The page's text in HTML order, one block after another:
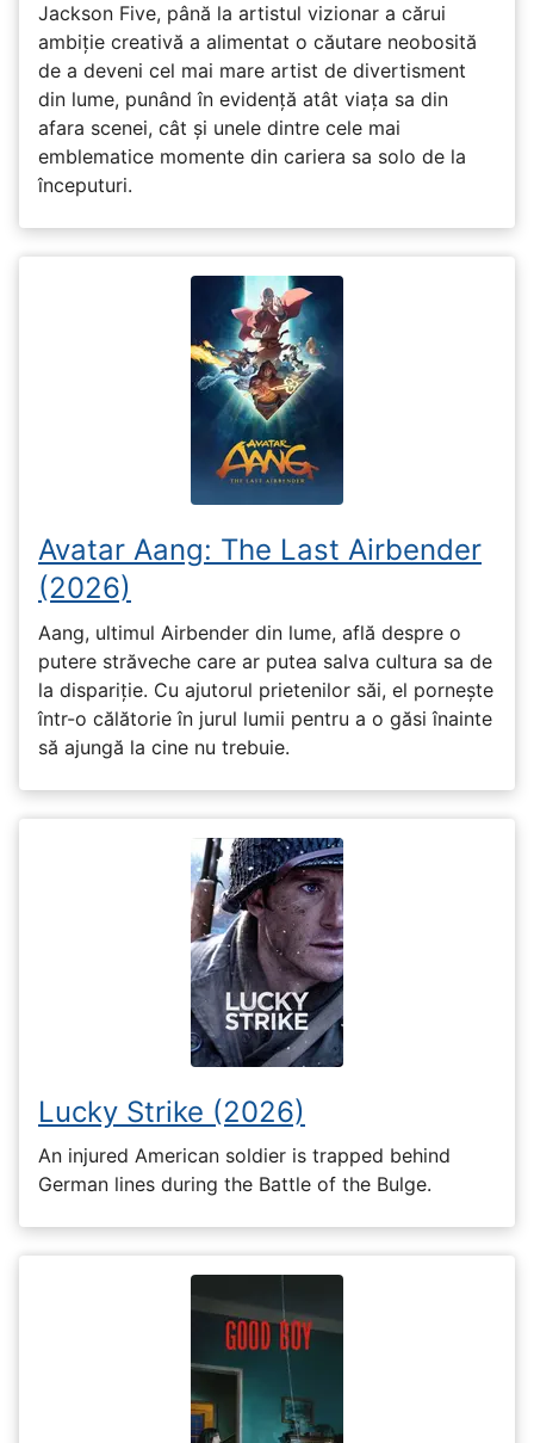
Jackson Five, până la artistul vizionar a cărui
ambiție creativă a alimentat o căutare neobosită
de a deveni cel mai mare artist de divertisment
din lume, punând în evidență atât viața sa din
afara scenei, cât și unele dintre cele mai
emblematice momente din cariera sa solo de la
începuturi.
Avatar Aang: The Last Airbender
(2026)
Aang, ultimul Airbender din lume, află despre o
putere străveche care ar putea salva cultura sa de
la dispariție. Cu ajutorul prietenilor săi, el pornește
într-o călătorie în jurul lumii pentru a o găsi înainte
să ajungă la cine nu trebuie.
Lucky Strike (2026)
An injured American soldier is trapped behind
German lines during the Battle of the Bulge.